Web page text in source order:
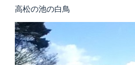
高松の池の白鳥